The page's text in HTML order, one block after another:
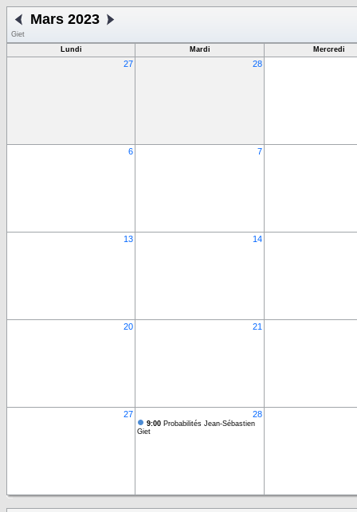
Mars 2023
Giet
Lundi
Mardi Mercredi
27 28
6 7
13 14
20 21
27 28
9:00 Probabilités Jean-Sébastien
Giet